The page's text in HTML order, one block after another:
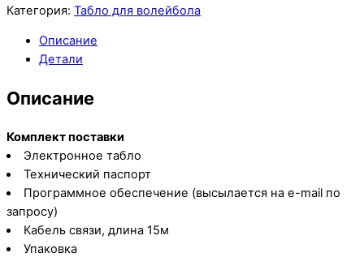
Категория: Табло для волейбола
Описание
Детали
Описание
Комплект поставки
Электронное табло
Технический паспорт
Программное обеспечение (высылается на e-mail по
запросу)
Кабель связи, длина 15м
Упаковка